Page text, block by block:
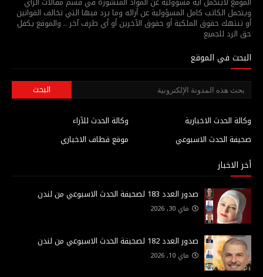
ويتحمل الكاتب كامل المسؤولية عن أرائه وما يرد فيها التي تخالف القوانين
أو تنتهك حقوق الملكية أو حقوق الآخرين أو أي طرف آخر .. والموقع يكفل
حق الرد للجميع
البحث في الموقع
وكالة الحدث للآراء
وكالة الحدث الاخبارية
موقع قطاف الاخباري
صحيفة الحدث الاسبوعي
أخر الاخبار
صدور العدد 183 لصحيفة الحدث الاسبوعي من لندن
ماي 30, 2026
صدور العدد 182 لصحيفة الحدث الاسبوعي من لندن
ماي 10, 2026